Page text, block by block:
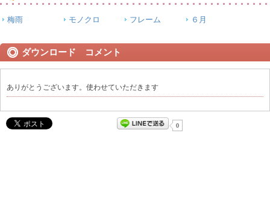
梅雨 モノクロ フレーム ６月
ダウンロード コメント
ありがとうございます。使わせていただきます
0